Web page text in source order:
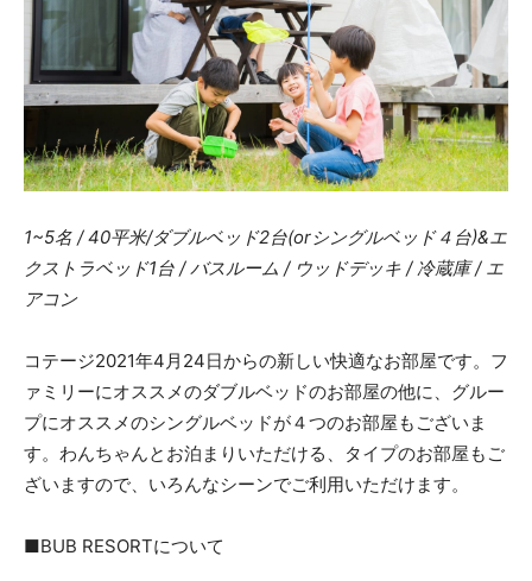
1~5名 / 40平米/ダブルベッド2台(orシングルベッド４台)&エ
クストラベッド1台 / バスルーム / ウッドデッキ / 冷蔵庫 / エ
アコン
コテージ2021年4月24日からの新しい快適なお部屋です。フ
ァミリーにオススメのダブルベッドのお部屋の他に、グルー
プにオススメのシングルベッドが４つのお部屋もございま
す。わんちゃんとお泊まりいただける、タイプのお部屋もご
ざいますので、いろんなシーンでご利用いただけます。
■BUB RESORTについて